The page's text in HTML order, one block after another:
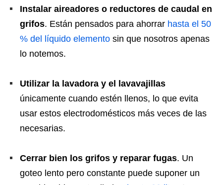
Instalar aireadores o reductores de caudal en
grifos. Están pensados para ahorrar hasta el 50
% del líquido elemento sin que nosotros apenas
lo notemos.
Utilizar la lavadora y el lavavajillas
únicamente cuando estén llenos, lo que evita
usar estos electrodomésticos más veces de las
necesarias.
Cerrar bien los grifos y reparar fugas. Un
goteo lento pero constante puede suponer un